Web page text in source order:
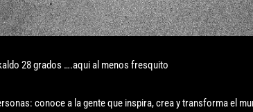
28 grados ….aqui al menos fresquito
conoce a la gente que inspira, crea y transforma el